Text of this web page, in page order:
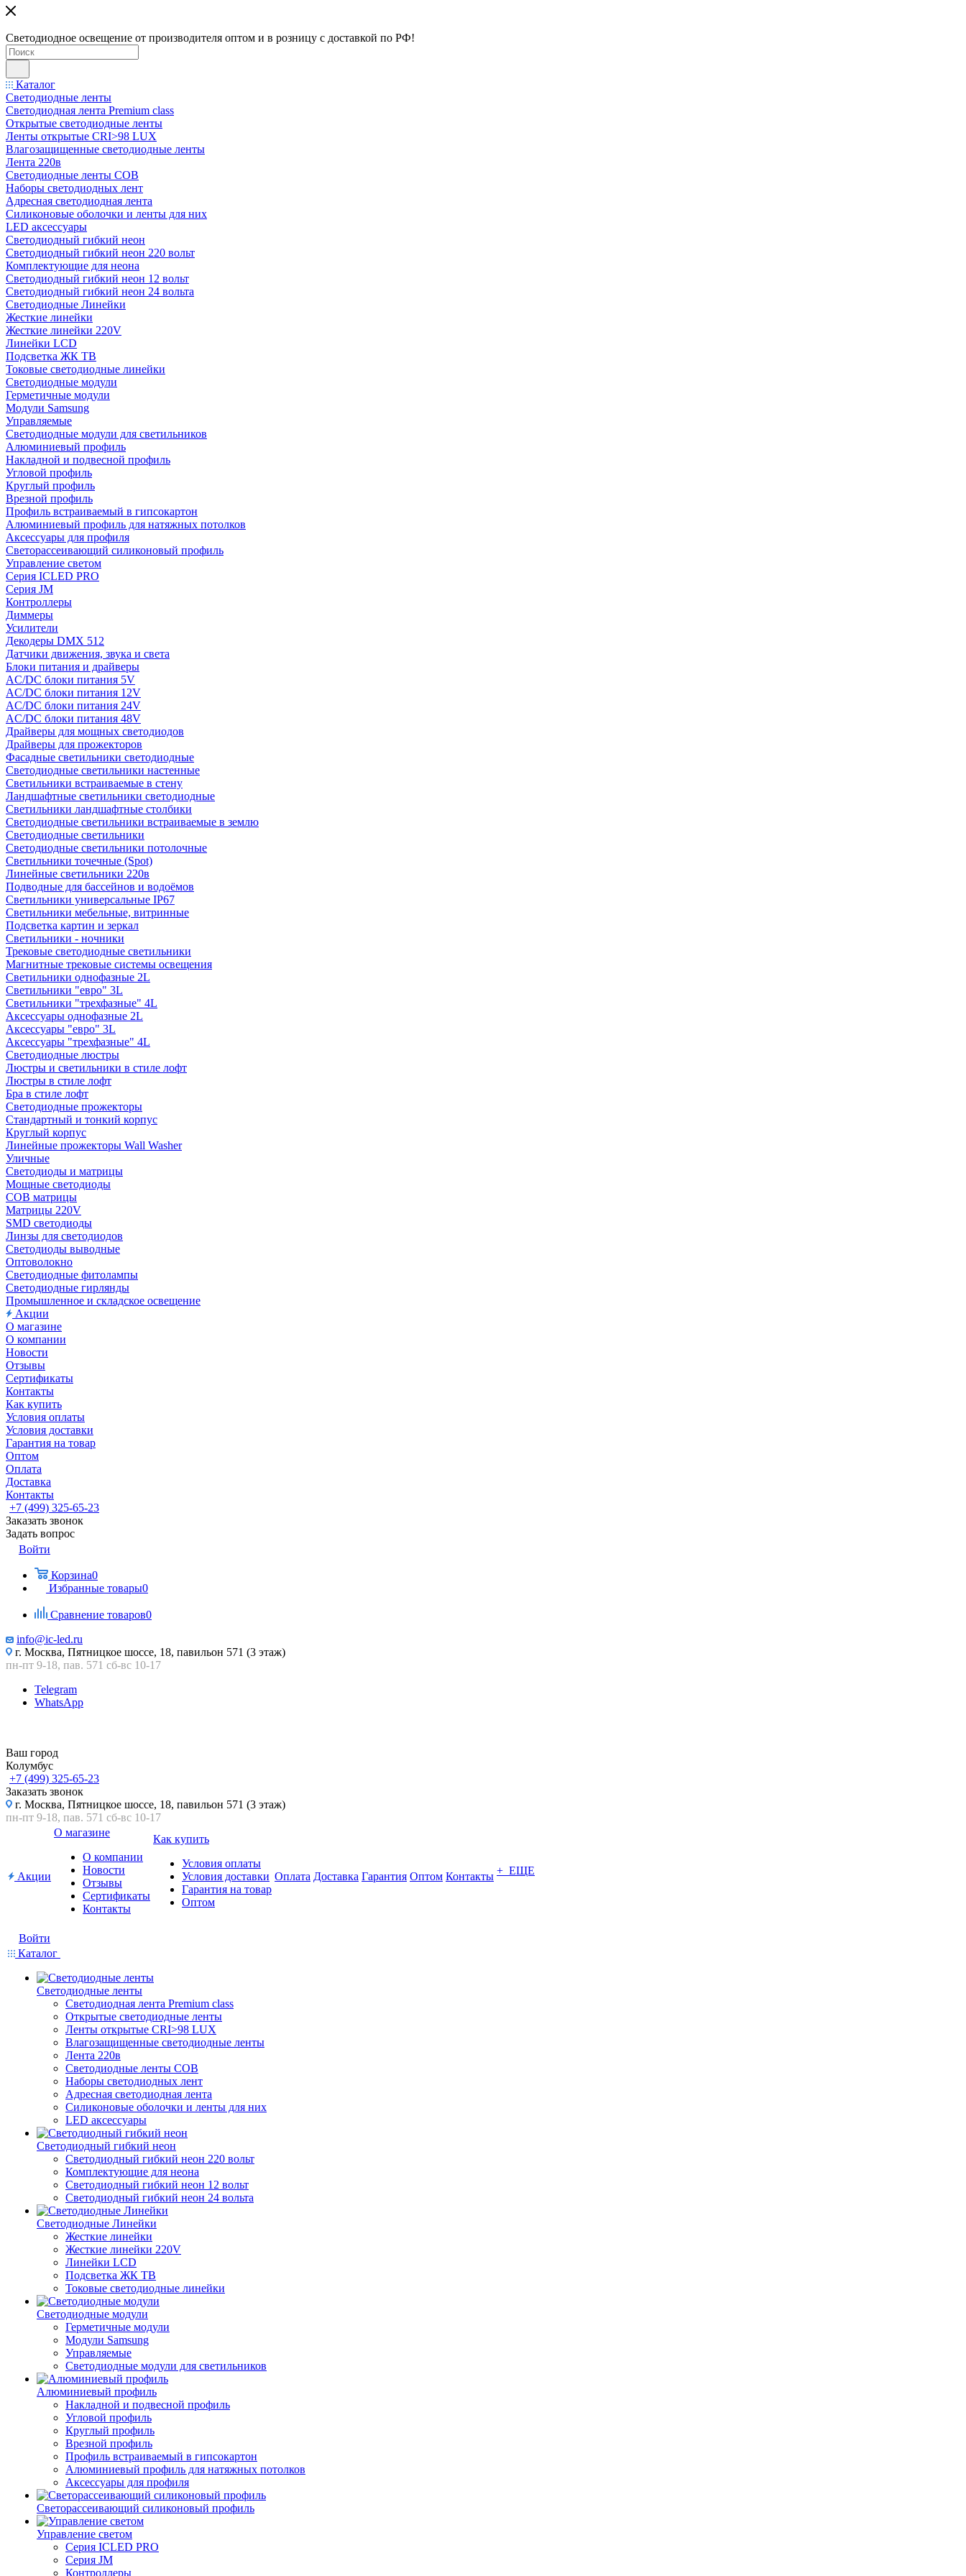
Светодиодное освещение от производителя оптом и в розницу с доставкой по РФ!
Каталог
Светодиодные ленты
Светодиодная лента Premium class
Открытые светодиодные ленты
Ленты открытые CRI>98 LUX
Влагозащищенные светодиодные ленты
Лента 220в
Светодиодные ленты COB
Наборы светодиодных лент
Адресная светодиодная лента
Силиконовые оболочки и ленты для них
LED аксессуары
Светодиодный гибкий неон
Светодиодный гибкий неон 220 вольт
Комплектующие для неона
Светодиодный гибкий неон 12 вольт
Светодиодный гибкий неон 24 вольта
Светодиодные Линейки
Жесткие линейки
Жесткие линейки 220V
Линейки LCD
Подсветка ЖК ТВ
Токовые светодиодные линейки
Светодиодные модули
Герметичные модули
Модули Samsung
Управляемые
Светодиодные модули для светильников
Алюминиевый профиль
Накладной и подвесной профиль
Угловой профиль
Круглый профиль
Врезной профиль
Профиль встраиваемый в гипсокартон
Алюминиевый профиль для натяжных потолков
Аксессуары для профиля
Светорассеивающий силиконовый профиль
Управление светом
Серия ICLED PRO
Серия JM
Контроллеры
Диммеры
Усилители
Декодеры DMX 512
Датчики движения, звука и света
Блоки питания и драйверы
AC/DC блоки питания 5V
AC/DC блоки питания 12V
AC/DC блоки питания 24V
AC/DC блоки питания 48V
Драйверы для мощных светодиодов
Драйверы для прожекторов
Фасадные светильники светодиодные
Светодиодные светильники настенные
Светильники встраиваемые в стену
Ландшафтные светильники светодиодные
Светильники ландшафтные столбики
Светодиодные светильники встраиваемые в землю
Светодиодные светильники
Светодиодные светильники потолочные
Светильники точечные (Spot)
Линейные светильники 220в
Подводные для бассейнов и водоёмов
Светильники универсальные IP67
Светильники мебельные, витринные
Подсветка картин и зеркал
Светильники - ночники
Трековые светодиодные светильники
Магнитные трековые системы освещения
Светильники однофазные 2L
Светильники "евро" 3L
Светильники "трехфазные" 4L
Аксессуары однофазные 2L
Аксессуары "евро" 3L
Аксессуары "трехфазные" 4L
Светодиодные люстры
Люстры и светильники в стиле лофт
Люстры в стиле лофт
Бра в стиле лофт
Светодиодные прожекторы
Стандартный и тонкий корпус
Круглый корпус
Линейные прожекторы Wall Washer
Уличные
Светодиоды и матрицы
Мощные светодиоды
COB матрицы
Матрицы 220V
SMD светодиоды
Линзы для светодиодов
Светодиоды выводные
Оптоволокно
Светодиодные фитолампы
Светодиодные гирлянды
Промышленное и складское освещение
Акции
О магазине
О компании
Новости
Отзывы
Сертификаты
Контакты
Как купить
Условия оплаты
Условия доставки
Гарантия на товар
Оптом
Оплата
Доставка
Контакты
+7 (499) 325-65-23
Заказать звонок
Задать вопрос
Войти
Корзина0
Избранные товары0
Сравнение товаров0
info@ic-led.ru
г. Москва, Пятницкое шоссе, 18, павильон 571 (3 этаж)
пн-пт 9-18, пав. 571 сб-вс 10-17
Telegram
WhatsApp
Ваш город
Колумбус
+7 (499) 325-65-23
Заказать звонок
г. Москва, Пятницкое шоссе, 18, павильон 571 (3 этаж)
пн-пт 9-18, пав. 571 сб-вс 10-17
Акции
О магазине
О компании
Новости
Отзывы
Сертификаты
Контакты
Как купить
Условия оплаты
Условия доставки
Гарантия на товар
Оптом
Оплата Доставка Гарантия Оптом Контакты + ЕЩЕ
Войти
Каталог
Светодиодные ленты
Светодиодная лента Premium class
Открытые светодиодные ленты
Ленты открытые CRI>98 LUX
Влагозащищенные светодиодные ленты
Лента 220в
Светодиодные ленты COB
Наборы светодиодных лент
Адресная светодиодная лента
Силиконовые оболочки и ленты для них
LED аксессуары
Светодиодный гибкий неон
Светодиодный гибкий неон 220 вольт
Комплектующие для неона
Светодиодный гибкий неон 12 вольт
Светодиодный гибкий неон 24 вольта
Светодиодные Линейки
Жесткие линейки
Жесткие линейки 220V
Линейки LCD
Подсветка ЖК ТВ
Токовые светодиодные линейки
Светодиодные модули
Герметичные модули
Модули Samsung
Управляемые
Светодиодные модули для светильников
Алюминиевый профиль
Накладной и подвесной профиль
Угловой профиль
Круглый профиль
Врезной профиль
Профиль встраиваемый в гипсокартон
Алюминиевый профиль для натяжных потолков
Аксессуары для профиля
Светорассеивающий силиконовый профиль
Управление светом
Серия ICLED PRO
Серия JM
Контроллеры